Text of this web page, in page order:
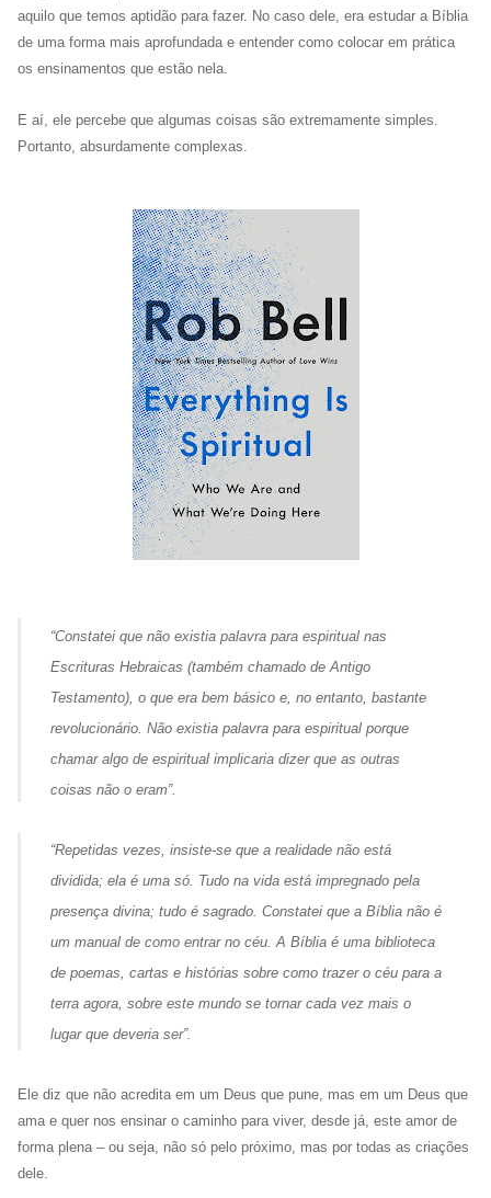
aquilo que temos aptidão para fazer. No caso dele, era estudar a Bíblia
de uma forma mais aprofundada e entender como colocar em prática
os ensinamentos que estão nela.
E aí, ele percebe que algumas coisas são extremamente simples.
Portanto, absurdamente complexas.
“Constatei que não existia palavra para espiritualnas
Escrituras Hebraicas (também chamado de Antigo
Testamento), o que era bem básico e, no entanto, bastante
revolucionário. Não existia palavra paraespiritual porque
chamar algo de espiritual implicaria dizer que as outras
coisasnão o eram”.
“Repetidas vezes, insiste-se que a realidade não está
dividida; ela é uma só. Tudo na vida está impregnado pela
presença divina; tudo é sagrado. Constatei que a Bíblia não é
um manual de como entrar no céu. A Bíblia é uma biblioteca
de poemas, cartas e histórias sobre como trazer o céu para a
terra agora, sobre este mundo se tornar cada vez mais o
lugar que deveria ser”.
Ele diz que não acredita em um Deus que pune, mas em um Deus que
ama e quer nos ensinar o caminho para viver, desde já, este amor de
forma plena – ou seja, não só pelo próximo, mas por todas as criações
dele.